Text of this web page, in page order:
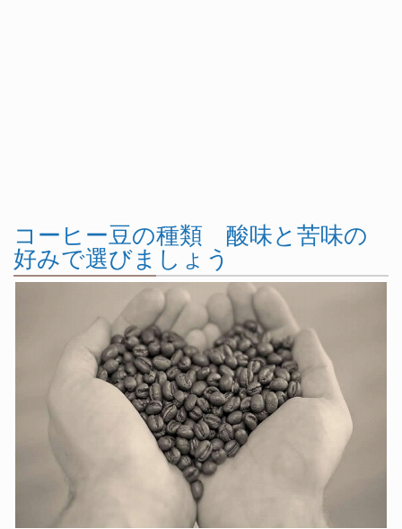
コーヒー豆の種類 酸味と苦味の
好みで選びましょう